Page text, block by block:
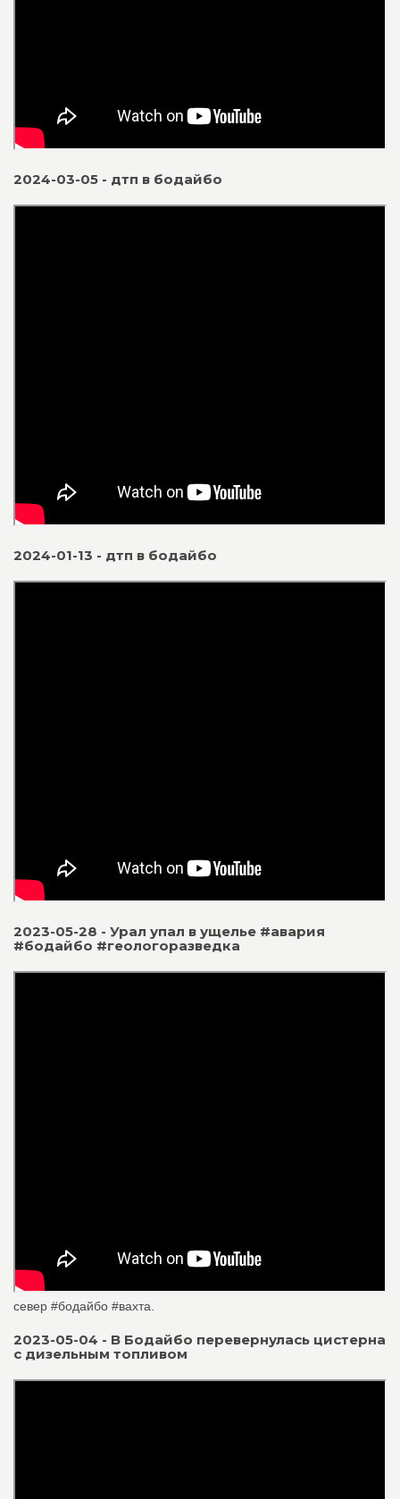
2024-03-05 - дтп в бодайбо
2024-01-13 - дтп в бодайбо
2023-05-28 - Урал упал в ущелье #авария
#бодайбо #геологоразведка
север #бодайбо #вахта.
2023-05-04 - В Бодайбо перевернулась цистерна
с дизельным топливом